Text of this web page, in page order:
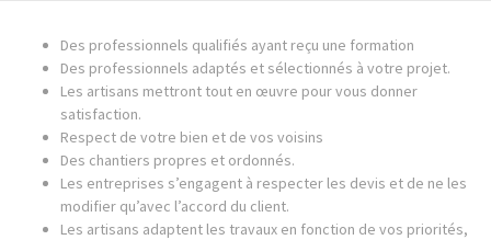
Des professionnels qualifiés ayant reçu une formation
Des professionnels adaptés et sélectionnés à votre projet.
Les artisans mettront tout en œuvre pour vous donner
satisfaction.
Respect de votre bien et de vos voisins
Des chantiers propres et ordonnés.
Les entreprises s’engagent à respecter les devis et de ne les
modifier qu’avec l’accord du client.
Les artisans adaptent les travaux en fonction de vos priorités,